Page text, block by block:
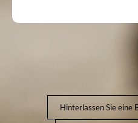
Hinterlassen Sie eine